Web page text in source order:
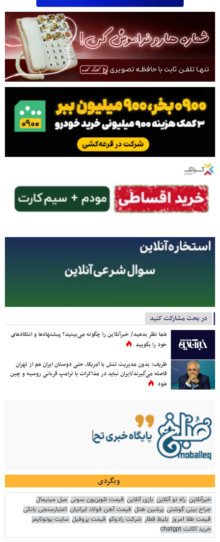
در بحث مشارکت کنید
شما نظر بدهید/ خبرآنلاین را چگونه می‌بینید؟ پیشنهادها و انتقادهای
خود را بگویید
ظریف: بدون مدیریت تنش با آمریکا، حتی دوستان ایران هم از تهران
فاصله می‌گیرند/ایران نباید در مذاکرات با ترامپ قربانی روسیه و چین
شود
وبگردی
خبرآنلاین راه نو آنلاین بازی آنلاین قیمت تلویزیون سونی مبل مینیمال
جراح بینی گوشتی پرشین هتل قیمت آهن فولاد ایرانیان اعتبارسنجی بانکی
قیمت طلا امروز بلیط قطار شرکت رادوکو قیمت پروفیل سایت یوتوتایمز
خرید اکانت chatgpt